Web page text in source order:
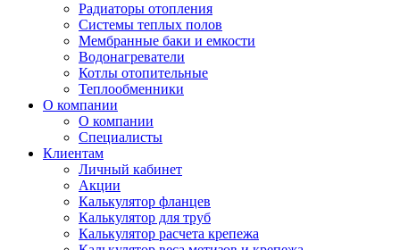
Радиаторы отопления
Системы теплых полов
Мембранные баки и емкости
Водонагреватели
Котлы отопительные
Теплообменники
О компании
О компании
Специалисты
Клиентам
Личный кабинет
Акции
Калькулятор фланцев
Калькулятор для труб
Калькулятор расчета крепежа